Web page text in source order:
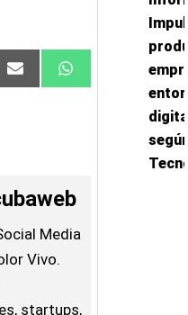
Compartir
en
Email
Compartir
en
WhatsApp
Media
Vivo.
startups,